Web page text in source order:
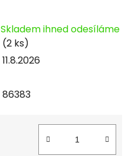
Skladem ihned odesíláme
(2 ks)
11.8.2026
86383